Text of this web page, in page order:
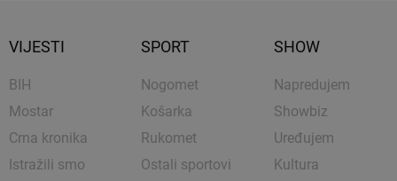
VIJESTI
BIH
Mostar
Crna kronika
Istražili smo
SPORT
Nogomet
Košarka
Rukomet
Ostali sportovi
SHOW
Napredujem
Showbiz
Uređujem
Kultura